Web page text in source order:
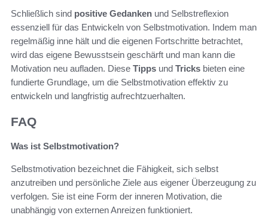
Schließlich sind positive Gedanken und Selbstreflexion
essenziell für das Entwickeln von Selbstmotivation. Indem man
regelmäßig inne hält und die eigenen Fortschritte betrachtet,
wird das eigene Bewusstsein geschärft und man kann die
Motivation neu aufladen. Diese Tipps und Tricks bieten eine
fundierte Grundlage, um die Selbstmotivation effektiv zu
entwickeln und langfristig aufrechtzuerhalten.
FAQ
Was ist Selbstmotivation?
Selbstmotivation bezeichnet die Fähigkeit, sich selbst
anzutreiben und persönliche Ziele aus eigener Überzeugung zu
verfolgen. Sie ist eine Form der inneren Motivation, die
unabhängig von externen Anreizen funktioniert.